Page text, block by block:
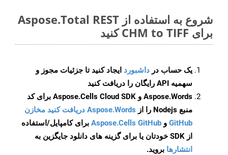
شروع به استفاده از Aspose.Total REST
برای CHM to TIFF کنید
یک حساب در داشبورد ایجاد کنید تا جزئیات مجوز و
سهمیه API رایگان را دریافت کنید
Aspose.Words و Aspose.Cells Cloud SDK برای کد
منبع Nodejs را از
Aspose.Words دریافت کنید مخازن
GitHub و Aspose.Cells GitHub برای کامپایل/استفاده
از SDK خودتان یا برای گزینه های دانلود جایگزین به
انتشارها بروید.